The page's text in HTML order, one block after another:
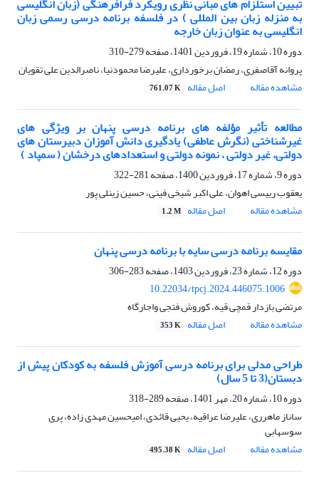
تبیین استلزام های مبانی نظری رویکرد فرافرهنگی (زبان انگلیسی
به منزله زبان بین المللی ) در فلسفه برنامه درسی رسمی زبان
انگلیسی به عنوان زبان خارجه
دوره 10، شماره 19، فروردین 1401، صفحه
279-310
پروانه آقاصفری، رمضان برخورداری، علیرضا محمودنیا، ناصرالدین علی تقویان
مشاهده مقاله
اصل مقاله 761.07 K
مطالعه تأثیر مؤلفه های برنامه درسی پنهان بر ویژگی های
غیرشناختی (نگرش عاطفی) یادگیری دانش آموزان دبیرستان های
دولتی، غیر دولتی ، نمونه دولتی و استعدادهای درخشان ( سمپاد )
دوره 9، شماره 17، فروردین 1400، صفحه
281-322
یعقوب رییسی اهوان، علی اکبر شیخی فینی، حسین زینلی پور
مشاهده مقاله
اصل مقاله 1.2 M
مقایسه برنامه درسی سایه با برنامه درسی پنهان
دوره 12، شماره 23، فروردین 1403، صفحه
283-306
10.22034/tpcj.2024.446075.1006
مرتضی بازدار قمچی قیه، کوروش فتجی واجارگاه
مشاهده مقاله
اصل مقاله 353 K
طراحی مدلی برای برنامه درسی آموزش فلسفه به کودکان پیش از
دبستان(3 تا 5 سال)
دوره 10، شماره 20، مهر 1401، صفحه
289-318
ساناز ماهرری، علیرضا عراقیه، یحیی قائدی، امیحسین مهدی زاده، پری
سوسهابی
مشاهده مقاله
اصل مقاله 495.38 K